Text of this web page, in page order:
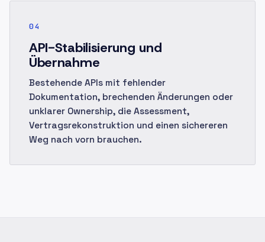
04
API-Stabilisierung und
Übernahme
Bestehende APIs mit fehlender
Dokumentation, brechenden Änderungen oder
unklarer Ownership, die Assessment,
Vertragsrekonstruktion und einen sichereren
Weg nach vorn brauchen.